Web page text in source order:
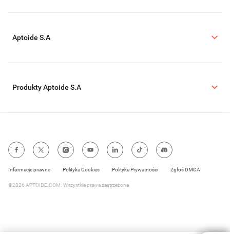
Aptoide S.A
Produkty Aptoide S.A
Informacje prawne Polityka Cookies Polityka Prywatności Zgłoś DMCA
©2026 APTOIDE.COM. Wszystkie prawa zastrzeżone